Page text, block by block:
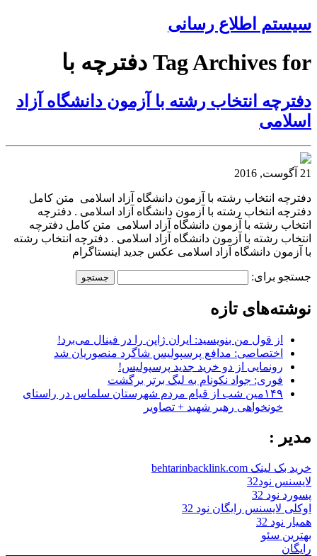
سیستم اطلاع رسانی
Tag Archives for دفترچه با
دفترچه انتخاب رشته با آزمون دانشگاه آزاد
اسلامی
21 آگوست, 2016
دفترچه انتخاب رشته با آزمون دانشگاه آزاد اسلامی متن کامل
دفترچه انتخاب رشته با آزمون دانشگاه آزاد اسلامی . دفترچه
انتخاب رشته با آزمون دانشگاه آزاد اسلامی متن کامل دفترچه
انتخاب رشته با آزمون دانشگاه آزاد اسلامی . دفترچه انتخاب رشته
با آزمون دانشگاه آزاد اسلامی عکس جدید اینستاگرام
جستجو برای:
نوشته‌های تازه
از قول من بنویسید: ایران ژاپن را در فینال می‌برد!
اختصاصی: مدافع پرسپولیس شاگرد منصوریان شد
رونمایی از دو خرید جدید پرسپولیس!
فوری: جواد نکونام به لیگ برتر برگشت
۱۴۹مین شب از قیام مردم شهرستان سلماس در راستای
خونخواهی رهبر شهید + تصاویر
مدیر :
خرید بک لینک behtarinbacklink.com
لایسنس نود32
پسورد نود 32
اوکلی لایسنس رایگان نود 32
همیار نود 32
بهترین سئو
رایگان